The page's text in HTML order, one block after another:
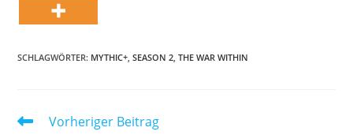
SCHLAGWÖRTER: MYTHIC+ SEASON 2 THE WAR WITHIN
WeitereVorheriger Beitrag